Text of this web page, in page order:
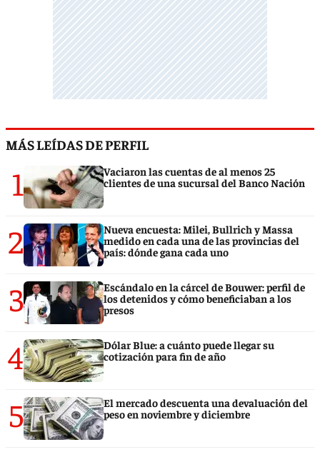
MÁS LEÍDAS DE PERFIL
1
Vaciaron las cuentas de al menos 25
clientes de una sucursal del Banco Nación
2
Nueva encuesta: Milei, Bullrich y Massa
medido en cada una de las provincias del
país: dónde gana cada uno
3
Escándalo en la cárcel de Bouwer: perfil de
los detenidos y cómo beneficiaban a los
presos
4
Dólar Blue: a cuánto puede llegar su
cotización para fin de año
5
El mercado descuenta una devaluación del
peso en noviembre y diciembre